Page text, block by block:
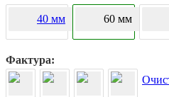
40 мм 60 мм
Фактура